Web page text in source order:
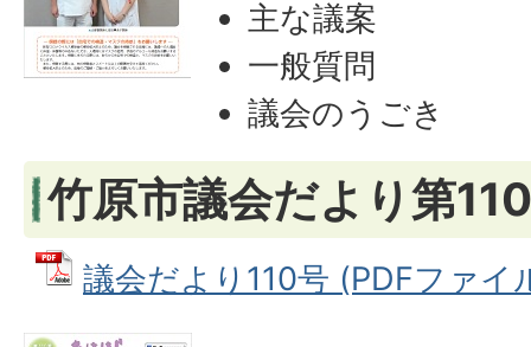
主な議案
一般質問
議会のうごき
竹原市議会だより第
議会だより110号 (PDFファイ